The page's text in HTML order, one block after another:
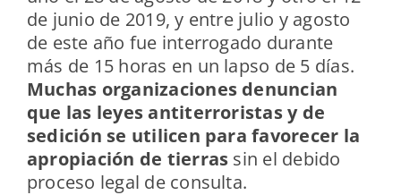
de junio de 2019, y entre julio y agosto
de este año fue interrogado durante
más de 15 horas en un lapso de 5 días.
Muchas organizaciones denuncian
que las leyes antiterroristas y de
sedición se utilicen para favorecer la
apropiación de tierras sin el debido
proceso legal de consulta.